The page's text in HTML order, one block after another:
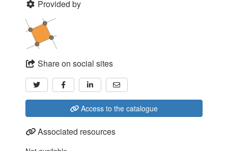
Provided by
Share on social sites
Access to the catalogue
Associated resources